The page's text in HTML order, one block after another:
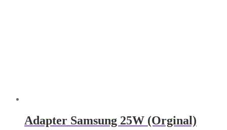
Adapter Samsung 25W (Orginal)